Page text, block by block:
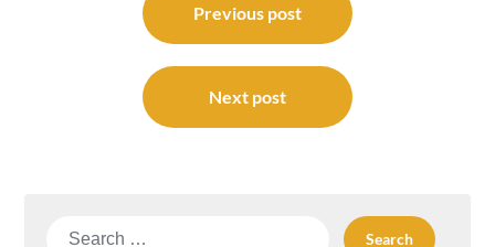
navigation
Previous post
Next post
Search